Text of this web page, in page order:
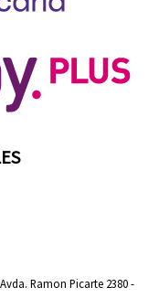
Ramon Picarte 2380 -